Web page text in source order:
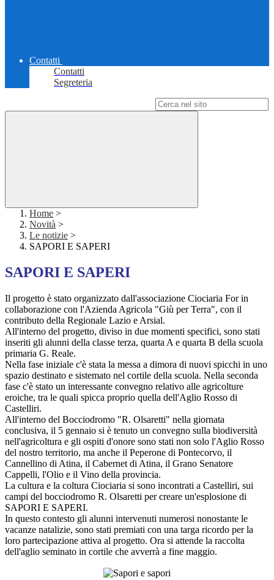
Contatti
Contatti
Segreteria
Home >
Novità >
Le notizie >
SAPORI E SAPERI
SAPORI E SAPERI
Il progetto è stato organizzato dall'associazione Ciociaria For in
collaborazione con l'Azienda Agricola "Giù per Terra", con il
contributo della Regionale Lazio e Arsial.
All'interno del progetto, diviso in due momenti specifici, sono stati
inseriti gli alunni della classe terza, quarta A e quarta B della scuola
primaria G. Reale.
Nella fase iniziale c'è stata la messa a dimora di nuovi spicchi in uno
spazio destinato e sistemato nel cortile della scuola. Nella seconda
fase c'è stato un interessante convegno relativo alle agricolture
eroiche, tra le quali spicca proprio quella dell'Aglio Rosso di
Castelliri.
All'interno del Bocciodromo "R. Olsaretti" nella giornata
conclusiva, il 5 gennaio si è tenuto un convegno sulla biodiversità
nell'agricoltura e gli ospiti d'onore sono stati non solo l'Aglio Rosso
del nostro territorio, ma anche il Peperone di Pontecorvo, il
Cannellino di Atina, il Cabernet di Atina, il Grano Senatore
Cappelli, l'Olio e il Vino della provincia.
La cultura e la coltura Ciociaria si sono incontrati a Castelliri, sui
campi del bocciodromo R. Olsaretti per creare un'esplosione di
SAPORI E SAPERI.
In questo contesto gli alunni intervenuti numerosi nonostante le
vacanze natalizie, sono stati premiati con una targa ricordo per la
loro partecipazione attiva al progetto. Ora si attende la raccolta
dell'aglio seminato in cortile che avverrà a fine maggio.